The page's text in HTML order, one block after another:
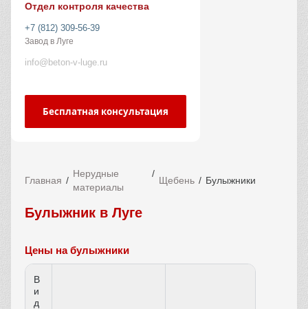
Отдел контроля качества
+7 (812) 309-56-39
Завод в Луге
info@beton-v-luge.ru
Бесплатная консультация
Главная
Нерудные
материалы
Щебень Булыжники
Булыжник в Луге
Цены на булыжники
В
и
д